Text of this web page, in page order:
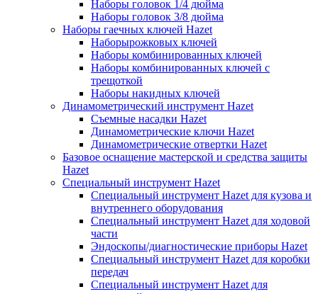
Наборы головок 1/4 дюйма
Наборы головок 3/8 дюйма
Наборы гаечных ключей Hazet
Наборырожковых ключей
Наборы комбинированных ключей
Наборы комбинированных ключей с
трещоткой
Наборы накидных ключей
Динамометрический инструмент Hazet
Съемные насадки Hazet
Динамометрические ключи Hazet
Динамометрические отвертки Hazet
Базовое оснащение мастерской и средства защиты
Hazet
Специальный инструмент Hazet
Специальный инструмент Hazet для кузова и
внутреннего оборудования
Специальный инструмент Hazet для ходовой
части
Эндоскопы/диагностические приборы Hazet
Специальный инструмент Hazet для коробки
передач
Специальный инструмент Hazet для